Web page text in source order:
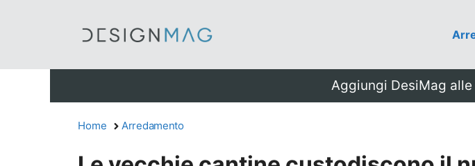
Aggiungi DesiMag
Home Arredamento